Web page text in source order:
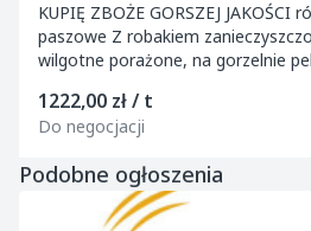
KUPIĘ ZBOŻE GORSZEJ JAKOŚCI również dobrej jakości
paszowe Z robakiem
wilgotne porażone, na gorzelnie
1222,00 zł / t
Do negocjacji
Podobne ogłoszenia